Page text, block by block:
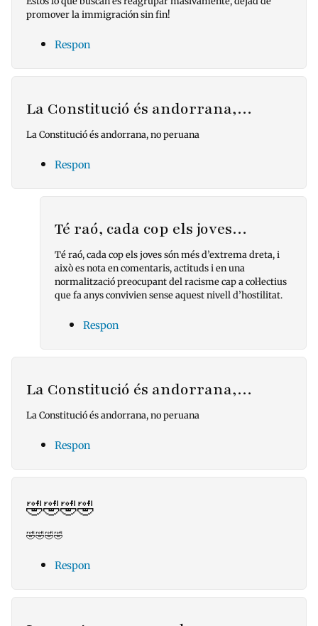
promover la immigración sin fin!
Respon
La Constitució és andorrana,…
La Constitució és andorrana, no peruana
Respon
Té raó, cada cop els joves…
Té raó, cada cop els joves són més d’extrema dreta, i
això es nota en comentaris, actituds i en una
normalització preocupant del racisme cap a col·lectius
que fa anys convivien sense aquest nivell d’hostilitat.
Respon
La Constitució és andorrana,…
La Constitució és andorrana, no peruana
Respon
🤣🤣🤣🤣
🤣🤣🤣🤣
Respon